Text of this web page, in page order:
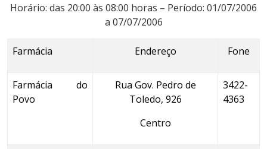
Horário: das 20:00 às 08:00 horas – Período: 01/07/2006
a 07/07/2006
Farmácia Endereço Fone
Farmácia do
Povo
Rua Gov. Pedro de
Toledo, 926
Centro
3422-
4363